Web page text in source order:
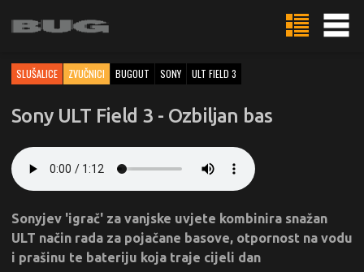
SLUŠALICE ZVUČNICI BUGOUT SONY ULT FIELD 3
Sony ULT Field 3 - Ozbiljan bas
Sonyjev 'igrač' za vanjske uvjete kombinira snažan
ULT način rada za pojačane basove, otpornost na vodu
i prašinu te bateriju koja traje cijeli dan